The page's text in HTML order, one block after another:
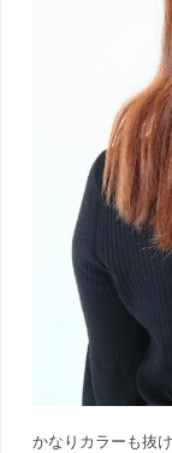
かなりカラーも抜